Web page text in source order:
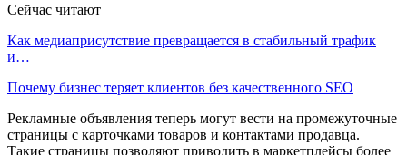
Сейчас читают
Как медиаприсутствие превращается в стабильный трафик
и…
Почему бизнес теряет клиентов без качественного SEO
Рекламные объявления теперь могут вести на промежуточные
страницы с карточками товаров и контактами продавца.
Такие страницы позволяют приводить в маркетплейсы более